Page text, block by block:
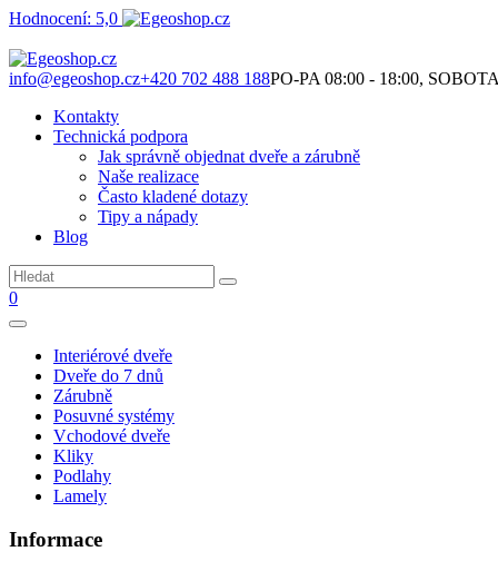
Hodnocení: 5,0
info@egeoshop.cz+420 702 488 188PO-PA 08:00 - 18:00,
Kontakty
Technická podpora
Jak správně objednat dveře a zárubně
Naše realizace
Často kladené dotazy
Tipy a nápady
Blog
0
Interiérové dveře
Dveře do 7 dnů
Zárubně
Posuvné systémy
Vchodové dveře
Kliky
Podlahy
Lamely
Informace